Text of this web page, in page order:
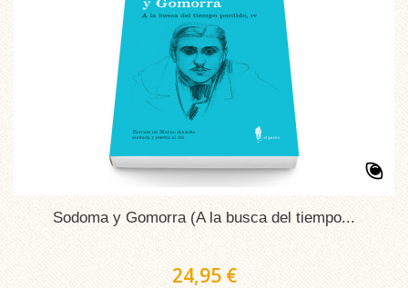
Sodoma y Gomorra (A la busca del tiempo...
24,95 €